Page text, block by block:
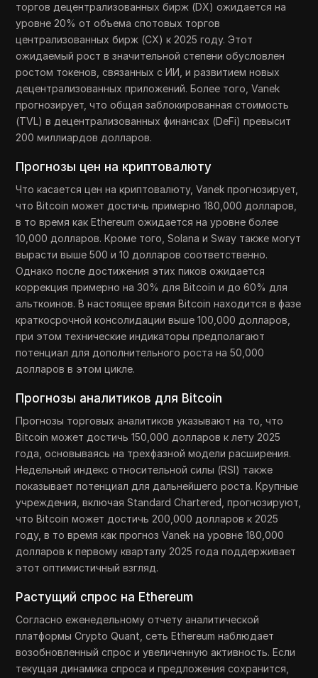
торгов децентрализованных бирж (DX) ожидается на
уровне 20% от объема спотовых торгов
централизованных бирж (CX) к 2025 году. Этот
ожидаемый рост в значительной степени обусловлен
ростом токенов, связанных с ИИ, и развитием новых
децентрализованных приложений. Более того, Vanek
прогнозирует, что общая заблокированная стоимость
(TVL) в децентрализованных финансах (DeFi) превысит
200 миллиардов долларов.
Прогнозы цен на криптовалюту
Что касается цен на криптовалюту, Vanek прогнозирует,
что Bitcoin может достичь примерно 180,000 долларов,
в то время как Ethereum ожидается на уровне более
10,000 долларов. Кроме того, Solana и Sway также могут
вырасти выше 500 и 10 долларов соответственно.
Однако после достижения этих пиков ожидается
коррекция примерно на 30% для Bitcoin и до 60% для
альткоинов. В настоящее время Bitcoin находится в фазе
краткосрочной консолидации выше 100,000 долларов,
при этом технические индикаторы предполагают
потенциал для дополнительного роста на 50,000
долларов в этом цикле.
Прогнозы аналитиков для Bitcoin
Прогнозы торговых аналитиков указывают на то, что
Bitcoin может достичь 150,000 долларов к лету 2025
года, основываясь на трехфазной модели расширения.
Недельный индекс относительной силы (RSI) также
показывает потенциал для дальнейшего роста. Крупные
учреждения, включая Standard Chartered, прогнозируют,
что Bitcoin может достичь 200,000 долларов к 2025
году, в то время как прогноз Vanek на уровне 180,000
долларов к первому кварталу 2025 года поддерживает
этот оптимистичный взгляд.
Растущий спрос на Ethereum
Согласно еженедельному отчету аналитической
платформы Crypto Quant, сеть Ethereum наблюдает
возобновленный спрос и увеличенную активность. Если
текущая динамика спроса и предложения сохранится,